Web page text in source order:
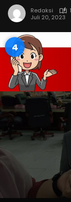
Redaksi
Juli 20, 2023
4